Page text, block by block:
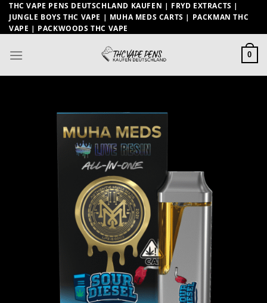
Zum
Inhalt
springen
THC VAPE PENS DEUTSCHLAND KAUFEN | FRYD EXTRACTS |
JUNGLE BOYS THC VAPE | MUHA MEDS CARTS | PACKMAN THC
VAPE | PACKWOODS THC VAPE
0